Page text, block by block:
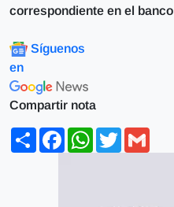
correspondiente en el banco
Síguenos
en
Compartir nota
ShareFacebookWhatsApp
Twitter